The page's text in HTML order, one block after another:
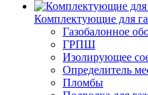
Комплектующие для
Газобалонное
ГРПШ
Изолирующее
Определитель
Пломбы